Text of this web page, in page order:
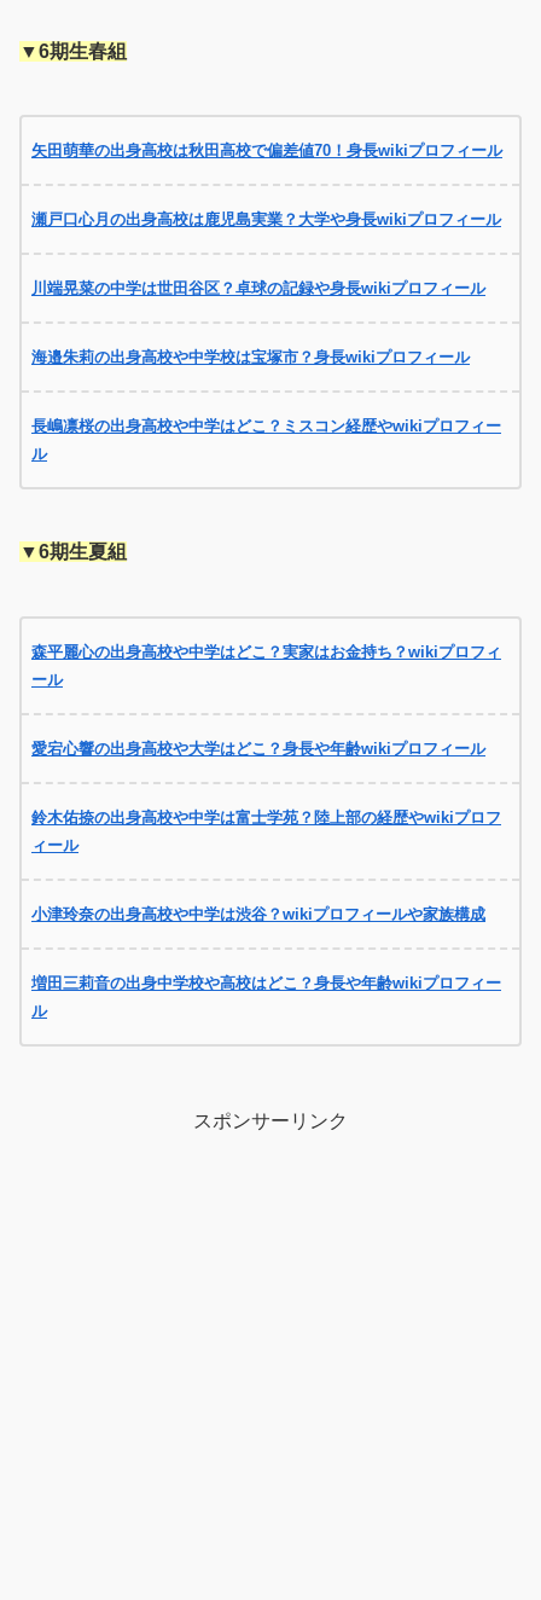
▼6期生春組
矢田萌華の出身高校は秋田高校で偏差値70！身長wikiプロフィール
瀬戸口心月の出身高校は鹿児島実業？大学や身長wikiプロフィール
川端晃菜の中学は世田谷区？卓球の記録や身長wikiプロフィール
海邉朱莉の出身高校や中学校は宝塚市？身長wikiプロフィール
長嶋凛桜の出身高校や中学はどこ？ミスコン経歴やwikiプロフィー
ル
▼6期生夏組
森平麗心の出身高校や中学はどこ？実家はお金持ち？wikiプロフィ
ール
愛宕心響の出身高校や大学はどこ？身長や年齢wikiプロフィール
鈴木佑捺の出身高校や中学は富士学苑？陸上部の経歴やwikiプロフ
ィール
小津玲奈の出身高校や中学は渋谷？wikiプロフィールや家族構成
増田三莉音の出身中学校や高校はどこ？身長や年齢wikiプロフィー
ル
スポンサーリンク